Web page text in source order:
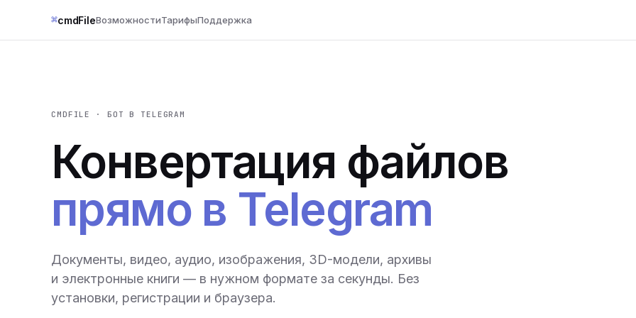
⌘cmdFileВозможностиТарифыПоддержка
CMDFILE · БОТ В TELEGRAM
Конвертация файлов
прямо в Telegram
Документы, видео, аудио, изображения, 3D-модели, архивы
и электронные книги — в нужном формате за секунды. Без
установки, регистрации и браузера.